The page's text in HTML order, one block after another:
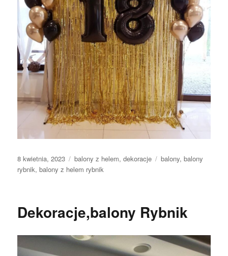
Data
publikacji
8 kwietnia, 2023 Kategorie
balony z helem,dekoracje Tagi
balony,balony
rybnik,balony z helem rybnik
Dekoracje,balony Rybnik